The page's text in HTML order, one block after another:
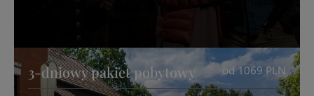
3-dniowy pakiet pobytowy od 1069 PLN